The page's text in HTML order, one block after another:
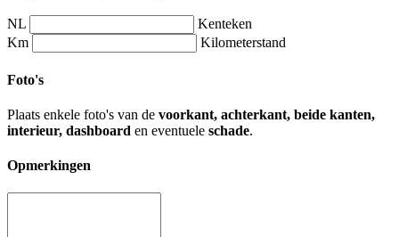
NL
Kenteken
Km
Kilometerstand
Foto's
Plaats enkele foto's van de voorkant, achterkant, beide kanten,
interieur, dashboard en eventuele schade.
Opmerkingen